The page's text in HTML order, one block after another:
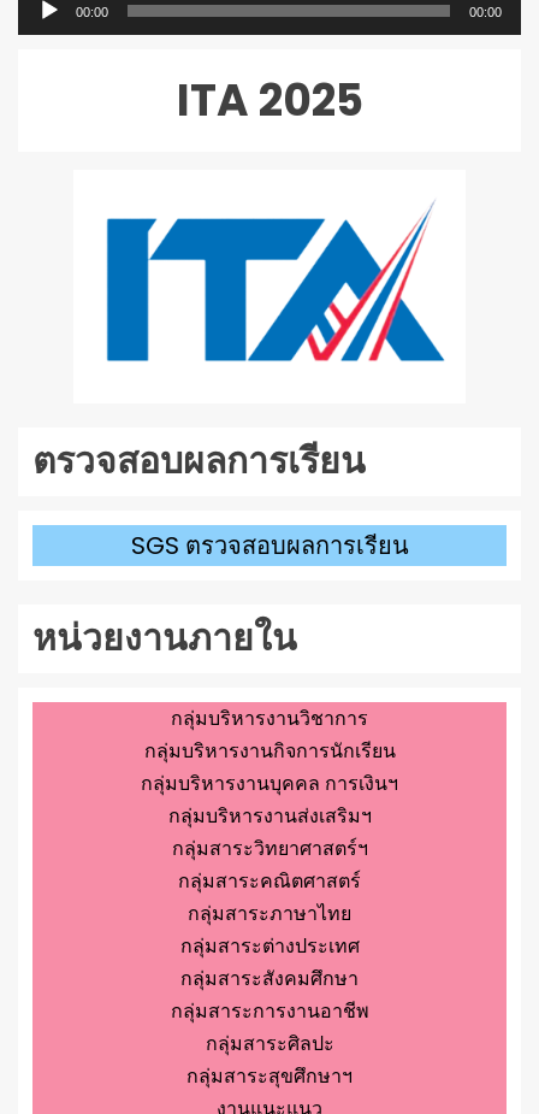
ตัว
00:00 00:00
ITA 2025
ตรวจสอบผลการเรียน
SGS ตรวจสอบผลการเรียน
หน่วยงานภายใน
กลุ่มบริหารงานวิชาการ
กลุ่มบริหารงานกิจการนักเรียน
กลุ่มบริหารงานบุคคล การเงินฯ
กลุ่มบริหารงานส่งเสริมฯ
กลุ่มสาระวิทยาศาสตร์ฯ
กลุ่มสาระคณิตศาสตร์
กลุ่มสาระภาษาไทย
กลุ่มสาระต่างประเทศ
กลุ่มสาระสังคมศึกษา
กลุ่มสาระการงานอาชีพ
กลุ่มสาระศิลปะ
กลุ่มสาระสุขศึกษาฯ